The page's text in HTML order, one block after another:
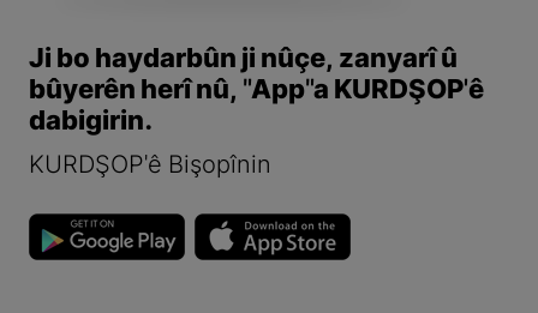
Ji bo haydarbûn ji nûçe, zanyarî û
bûyerên herî nû, "App"a KURDŞOP'ê
dabigirin.
KURDŞOP'ê Bişopînin